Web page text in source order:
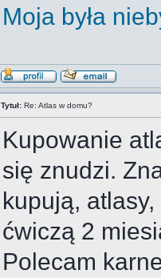
Moja była
Tytuł: Re: Atlas w domu?
Kupowanie
się znudzi.
kupują,
ćwiczą 2
Polecam